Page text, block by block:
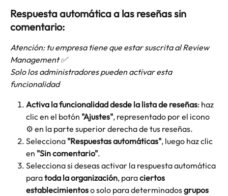
Respuesta automática a las reseñas sin
comentario:
Atención: tu empresa tiene que estar suscrita al Review
Management ✅
Solo los administradores pueden activar esta
funcionalidad
Activa la funcionalidad desde la lista de reseñas: haz
clic en el botón "Ajustes", representado por el icono
⚙️ en la parte superior derecha de tus reseñas.
Selecciona "Respuestas automáticas", luego haz clic
en "Sin comentario".
Selecciona si deseas activar la respuesta automática
para toda la organización, para ciertos
establecimientos o solo para determinados grupos